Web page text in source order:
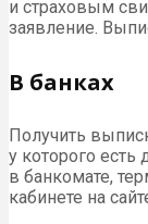
и страховым
заявление.
В банках
Получить
у которого есть
в банкомате,
кабинете на